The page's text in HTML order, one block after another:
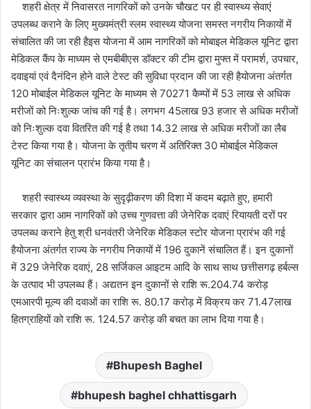
शहरी क्षेत्र में निवासरत नागरिकों को उनके चौखट पर ही स्वास्थ्य सेवाएं
उपलब्ध कराने के लिए मुख्यमंत्री स्लम स्वास्थ्य योजना समस्त नगरीय निकायों में
संचालित की जा रही हैइस योजना में आम नागरिकों को मोबाइल मेडिकल यूनिट द्वारा
मेडिकल कैंप के माध्यम से एमबीबीएस डॉक्टर की टीम द्वारा मुफ्त में परामर्श, उपचार,
दवाइयां एवं दैनंदिन होने वाले टेस्ट की सुविधा प्रदान की जा रही हैयोजना अंतर्गत
120 मोबाईल मेडिकल यूनिट के माध्यम से 70271 कैम्पों में 53 लाख से अधिक
मरीजों को निःशुल्क जांच की गई है। लगभग 45लाख 93 हजार से अधिक मरीजों
को निःशुल्क दवा वितरित की गई है तथा 14.32 लाख से अधिक मरीजों का लैब
टेस्ट किया गया है। योजना के तृतीय चरण में अतिरिक्त 30 मोबाईल मेडिकल
यूनिट का संचालन प्रारंभ किया गया है।
शहरी स्वास्थ्य व्यवस्था के सुदृढ़ीकरण की दिशा में कदम बढ़ाते हुए, हमारी
सरकार द्वारा आम नागरिकों को उच्च गुणवत्ता की जेनेरिक दवाएं रियायती दरों पर
उपलब्ध कराने हेतु श्री धनवंतरी जेनेरिक मेडिकल स्टोर योजना प्रारंभ की गई
हैयोजना अंतर्गत राज्य के नगरीय निकायों में 196 दुकानें संचालित हैं। इन दुकानों
में 329 जेनेरिक दवाएं, 28 सर्जिकल आइटम आदि के साथ साथ छत्तीसगढ़ हर्बल्स
के उत्पाद भी उपलब्ध हैं। अद्यतन इन दुकानों से राशि रू.204.74 करोड़
एमआरपी मूल्य की दवाओं का राशि रू. 80.17 करोड़ में विक्रय कर 71.47लाख
हितग्राहियों को राशि रू. 124.57 करोड़ की बचत का लाभ दिया गया है।
Bhupesh Baghel
bhupesh baghel chhattisgarh